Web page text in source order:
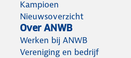
Kampioen
Nieuwsoverzicht
Over ANWB
Werken bij ANWB
Vereniging en bedrijf